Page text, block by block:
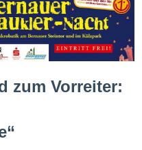
zum Vorreiter: